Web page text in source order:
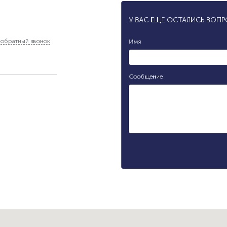
обратный звонок
У ВАС ЕЩЕ ОСТАЛИСЬ
Имя
Сообщение